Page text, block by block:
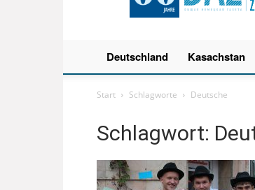
Deutschland Kasachstan
Start Schlagworte Deutsche
Schlagwort: